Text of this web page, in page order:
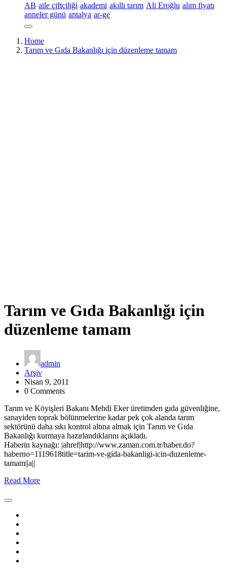
AB aile çiftçiliği akademi akıllı tarım Ali Eroğlu alım fiyatı
anneler günü antalya ar-ge
Home
Tarım ve Gıda Bakanlığı için düzenleme tamam
Tarım ve Gıda Bakanlığı için
düzenleme tamam
admin
Arşiv
Nisan 9, 2011
0 Comments
Tarım ve Köyişleri Bakanı Mehdi Eker üretimden gıda güvenliğine,
sanayiden toprak bölünmelerine kadar pek çok alanda tarım
sektörünü daha sıkı kontrol altına almak için Tarım ve Gıda
Bakanlığı kurmaya hazırlandıklarını açıkladı.
Haberin kaynağı: |ahref|http://www.zaman.com.tr/haber.do?
haberno=1119618title=tarim-ve-gida-bakanligi-icin-duzenleme-
tamam||a||
Read More